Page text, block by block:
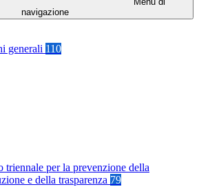
navigazione
generali 110
triennale per la prevenzione della
e della trasparenza 79